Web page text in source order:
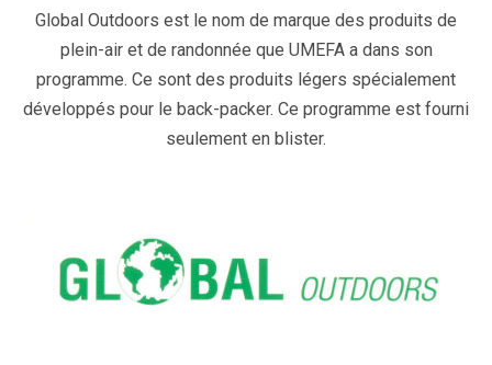
Global Outdoors est le nom de marque des produits de
plein-air et de randonnée que UMEFA a dans son
programme. Ce sont des produits légers spécialement
développés pour le back-packer. Ce programme est fourni
seulement en blister.